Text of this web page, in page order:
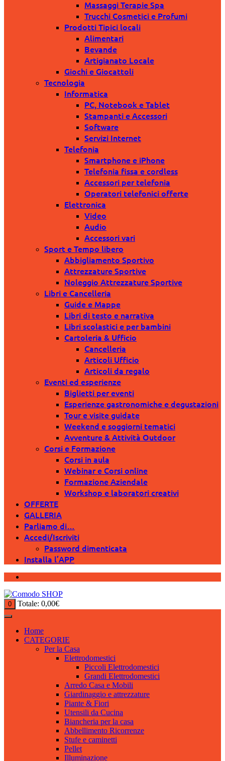
Massaggi Terapie Spa
Trucchi Cosmetici e Profumi
Prodotti Tipici locali
Alimentari
Bevande
Artigianato Locale
Giochi e Giocattoli
Tecnologia
Informatica
PC, Notebook e Tablet
Stampanti e Accessori
Software
Servizi Internet
Telefonia
Smartphone e iPhone
Telefonia fissa e cordless
Accessori per telefonia
Operatori telefonici offerte
Elettronica
Video
Audio
Accessori vari
Sport e Tempo libero
Abbigliamento Sportivo
Attrezzature Sportive
Noleggio Attrezzature Sportive
Libri e Cancelleria
Guide e Mappe
Libri di testo e narrativa
Libri scolastici e per bambini
Cartoleria & Ufficio
Cancelleria
Articoli Ufficio
Articoli da regalo
Eventi ed esperienze
Biglietti per eventi
Esperienze gastronomiche e degustazioni
Tour e visite guidate
Weekend e soggiorni tematici
Avventure & Attività Outdoor
Corsi e Formazione
Corsi in aula
Webinar e Corsi online
Formazione Aziendale
Workshop e laboratori creativi
OFFERTE
GALLERIA
Parliamo di…
Accedi/Iscriviti
Password dimenticata
Installa l’APP
0 Totale: 0,00€
Home
CATEGORIE
Per la Casa
Elettrodomestici
Piccoli Elettrodomestici
Grandi Elettrodomestici
Arredo Casa e Mobili
Giardinaggio e attrezzature
Piante & Fiori
Utensili da Cucina
Biancheria per la casa
Abbellimento Ricorrenze
Stufe e caminetti
Pellet
Illuminazione